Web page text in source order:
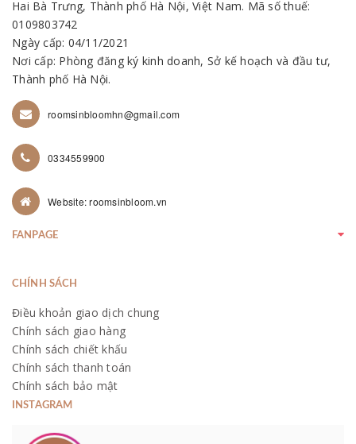
Hai Bà Trưng, Thành phố Hà Nội, Việt Nam. Mã số thuế:
0109803742
Ngày cấp: 04/11/2021
Nơi cấp: Phòng đăng ký kinh doanh, Sở kế hoạch và đầu tư,
Thành phố Hà Nội.
roomsinbloomhn@gmail.com
0334559900
Website: roomsinbloom.vn
FANPAGE
CHÍNH SÁCH
Điều khoản giao dịch chung
Chính sách giao hàng
Chính sách chiết khấu
Chính sách thanh toán
Chính sách bảo mật
INSTAGRAM